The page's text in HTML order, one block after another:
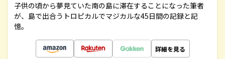
子供の頃から夢見ていた南の島に滞在することになった筆者
が、島で出合うトロピカルでマジカルな45日間の記録と記
憶。
詳細を見る